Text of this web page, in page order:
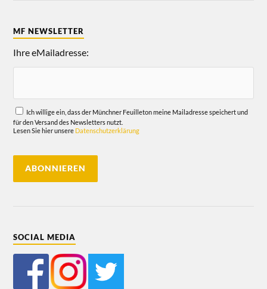
MF NEWSLETTER
Ihre eMailadresse:
Ich willige ein, dass der Münchner Feuilleton meine Mailadresse speichert und
für den Versand des Newsletters nutzt.
Lesen Sie hier unsere Datenschutzerklärung
SOCIAL MEDIA